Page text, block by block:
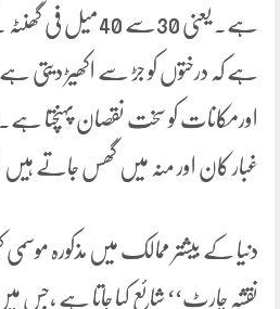
ہے۔ یعنی 30سے
ہے کہ درختوں کو جڑ سے اکھیڑ دیتی
اورمکانات کو سخت نقصان پہنچتا
غبار کان اور منہ میں گھس جاتے ہیں
دنیا کے بیشتر ممالک میں مذکورہ
نقشہ چارٹ‘‘ شائع کیا جاتا ہے ،جس